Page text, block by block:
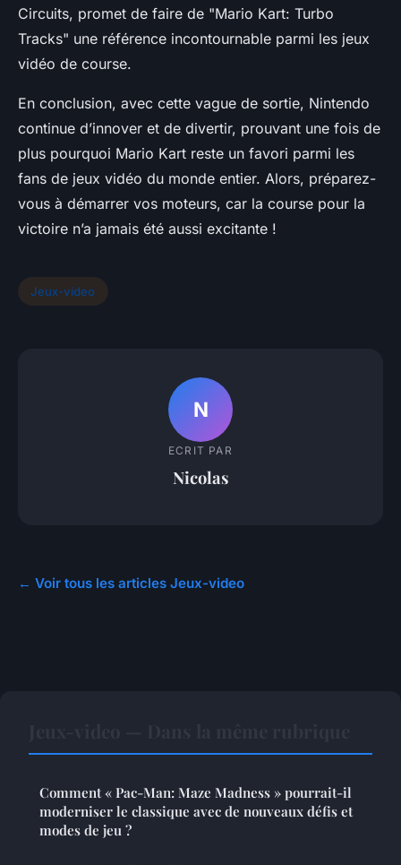
Circuits, promet de faire de "Mario Kart: Turbo
Tracks" une référence incontournable parmi les jeux
vidéo de course.
En conclusion, avec cette vague de sortie, Nintendo
continue d’innover et de divertir, prouvant une fois de
plus pourquoi Mario Kart reste un favori parmi les
fans de jeux vidéo du monde entier. Alors, préparez-
vous à démarrer vos moteurs, car la course pour la
victoire n’a jamais été aussi excitante !
Jeux-video
N
ECRIT PAR
Nicolas
← Voir tous les articles Jeux-video
Comment « Pac-Man: Maze Madness » pourrait-il
moderniser le classique avec de nouveaux défis et
modes de jeu ?